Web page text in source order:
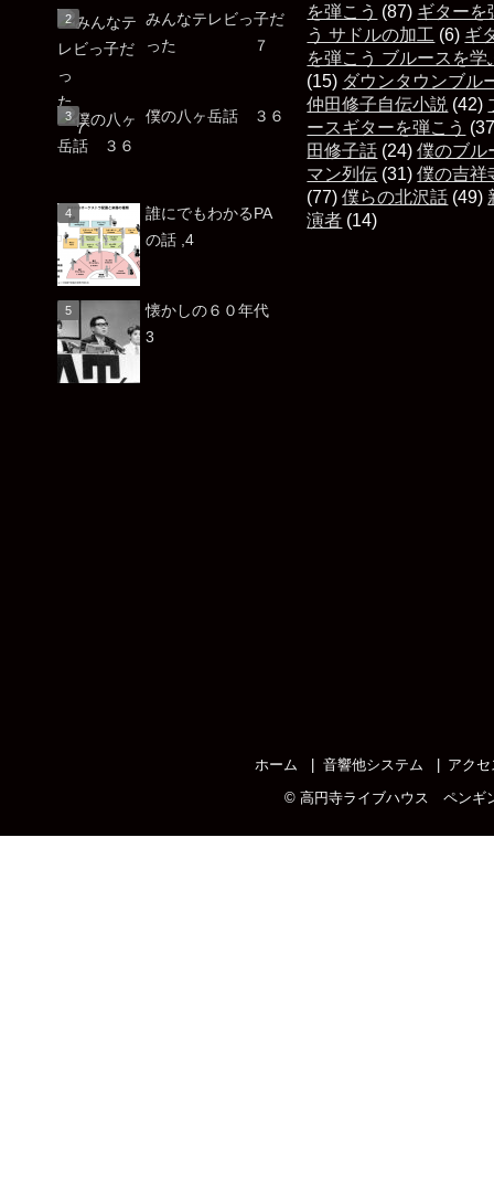
みんなテレビっ子だ
った ７
僕の八ヶ岳話 ３６
誰にでもわかるPA
の話 ,4
懐かしの６０年代
3
を弾こう (87) ギターを
う サドルの加工 (6) ギ
を弾こう ブルースを学
(15) ダウンタウンブル
仲田修子自伝小説 (42)
ースギターを弾こう
田修子話 (24)僕のブル
マン列伝 (31)僕の吉祥
(77)僕らの北沢話 (49)
演者 (14)
ホーム 音響他システム
アクセ
© 高円寺ライブハウス ペンギ